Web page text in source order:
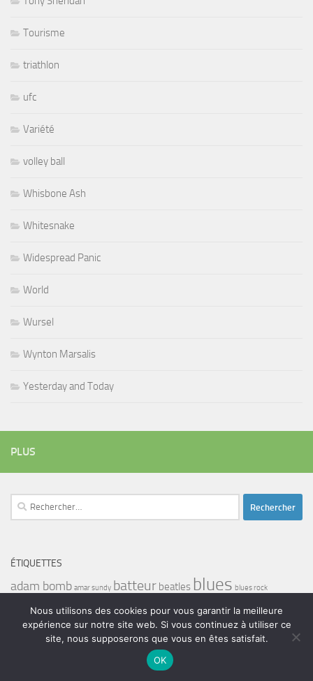
Tourisme
triathlon
ufc
Variété
volley ball
Whisbone Ash
Whitesnake
Widespread Panic
World
Wursel
Wynton Marsalis
Yesterday and Today
PLUS
Rechercher :
ÉTIQUETTES
adam bomb amar sundy batteur beatles blues blues rock
bootleneck chanteur chanteuse coltrane duc des lombards erick bamy
expo music femme de george harrison festival glenn hughes golf drouot groupe
guitaristeherbie hancock
malien miles davis
Nous utilisons des cookies pour vous garantir la meilleure
expérience sur notre site web. Si vous continuez à utiliser ce
site, nous supposerons que vous en êtes satisfait.
OK